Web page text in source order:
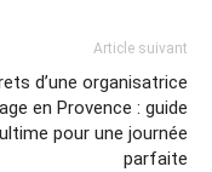
Article suivant
d’une organisatrice
en Provence : guide
ultime pour une journée
parfaite